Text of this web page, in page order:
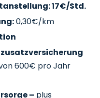
17€/Std.
0,30€/km
600€ pro Jahr
– plus